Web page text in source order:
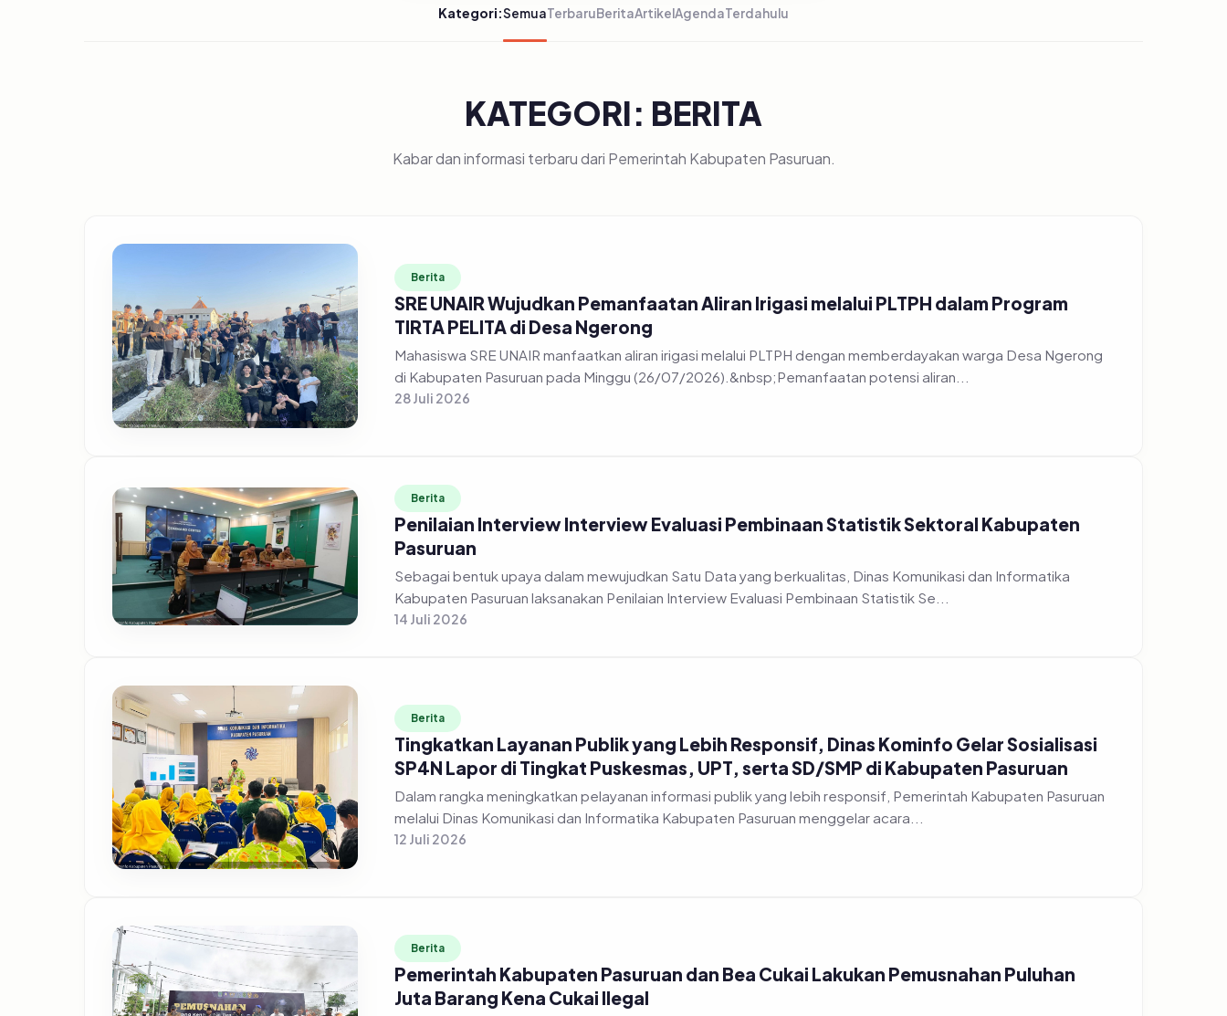
Kategori:SemuaTerbaruBeritaArtikelAgendaTerdahulu
KATEGORI: BERITA
Kabar dan informasi terbaru dari Pemerintah Kabupaten Pasuruan.
Berita
SRE UNAIR Wujudkan Pemanfaatan Aliran Irigasi melalui PLTPH dalam Program
TIRTA PELITA di Desa Ngerong
Mahasiswa SRE UNAIR manfaatkan aliran irigasi melalui PLTPH dengan memberdayakan warga Desa Ngerong
di Kabupaten Pasuruan pada Minggu (26/07/2026).&nbsp;Pemanfaatan potensi aliran...
28 Juli 2026
Berita
Penilaian Interview Interview Evaluasi Pembinaan Statistik Sektoral Kabupaten
Pasuruan
Sebagai bentuk upaya dalam mewujudkan Satu Data yang berkualitas, Dinas Komunikasi dan Informatika
Kabupaten Pasuruan laksanakan Penilaian Interview Evaluasi Pembinaan Statistik Se...
14 Juli 2026
Berita
Tingkatkan Layanan Publik yang Lebih Responsif, Dinas Kominfo Gelar Sosialisasi
SP4N Lapor di Tingkat Puskesmas, UPT, serta SD/SMP di Kabupaten Pasuruan
Dalam rangka meningkatkan pelayanan informasi publik yang lebih responsif, Pemerintah Kabupaten Pasuruan
melalui Dinas Komunikasi dan Informatika Kabupaten Pasuruan menggelar acara...
12 Juli 2026
Berita
Pemerintah Kabupaten Pasuruan dan Bea Cukai Lakukan Pemusnahan Puluhan
Juta Barang Kena Cukai Ilegal